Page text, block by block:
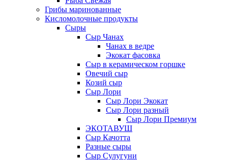
Грибы маринованные
Кисломолочные продукты
Сыры
Сыр Чанах
Чанах в ведре
Экокат фасовка
Сыр в керамическом горшке
Овечий сыр
Козий сыр
Сыр Лори
Сыр Лори Экокат
Сыр Лори разный
Сыр Лори Премиум
ЭКОТАВУШ
Сыр Качотта
Разные сыры
Сыр Сулугуни